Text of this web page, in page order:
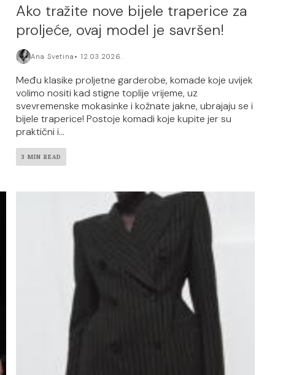
Ako tražite nove bijele traperice za
proljeće, ovaj model je savršen!
Ana Svetina 12.03.2026.
Među klasike proljetne garderobe, komade koje uvijek
volimo nositi kad stigne toplije vrijeme, uz
svevremenske mokasinke i kožnate jakne, ubrajaju se i
bijele traperice! Postoje komadi koje kupite jer su
praktični i...
3 MIN READ